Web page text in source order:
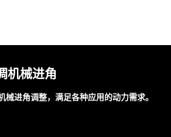
机械进角
械进角调整，满足各种应用的动力需求。